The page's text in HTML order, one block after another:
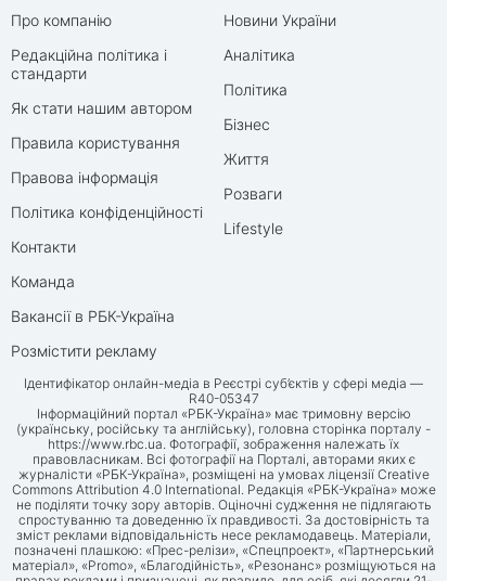
Про компанію
Редакційна політика і
стандарти
Як стати нашим автором
Правила користування
Правова інформація
Політика конфіденційності
Контакти
Команда
Вакансії в РБК-Україна
Розмістити рекламу
Новини України
Аналітика
Політика
Бізнес
Життя
Розваги
Lifestyle
Ідентифікатор онлайн-медіа в Реєстрі суб’єктів у сфері медіа —
R40-05347
Інформаційний портал «РБК-Україна» має тримовну версію
(українську, російську та англійську), головна сторінка порталу -
https://www.rbc.ua. Фотографії, зображення належать їх
правовласникам. Всі фотографії на Порталі, авторами яких є
журналісти «РБК-Україна», розміщені на умовах ліцензії Creative
Commons Attribution 4.0 International. Редакція «РБК-Україна» може
не поділяти точку зору авторів. Оціночні судження не підлягають
спростуванню та доведенню їх правдивості. За достовірність та
зміст реклами відповідальність несе рекламодавець. Матеріали,
позначені плашкою: «Прес-релізи», «Спецпроект», «Партнерський
матеріал», «Promo», «Благодійність», «Резонанс» розміщуються на